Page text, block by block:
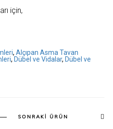
için,
, Alçıpan Asma Tavan
, Dübel ve Vidalar, Dübel ve
SONRAKI ÜRÜN